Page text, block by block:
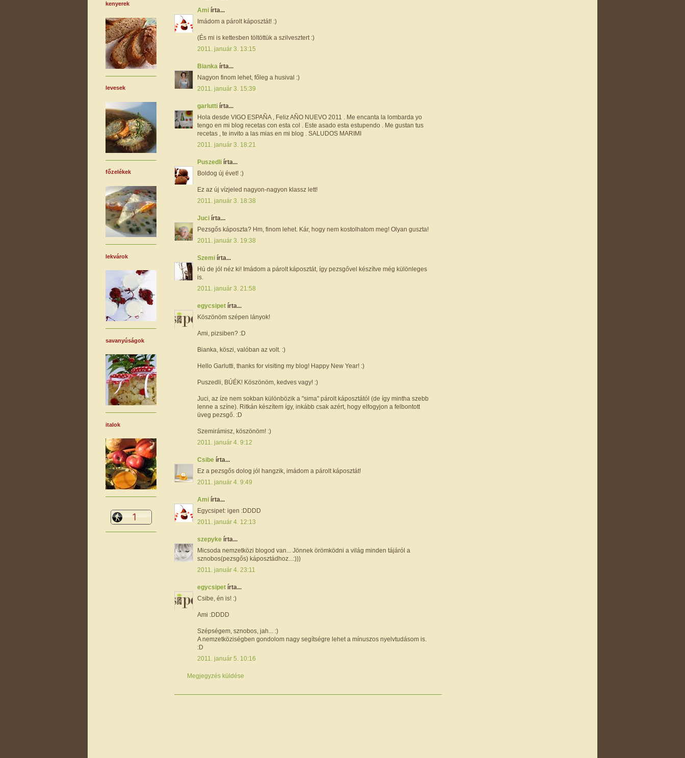
Ami írta...
Imádom a párolt káposztát! :)
(És mi is kettesben töltöttük a szilvesztert :)
2011. január 3. 13:15
Bianka írta...
Nagyon finom lehet, főleg a husival :)
2011. január 3. 15:39
garlutti írta...
Hola desde VIGO ESPAÑA , Feliz AÑO NUEVO 2011 . Me encanta la lombarda yo
tengo en mi blog recetas con esta col . Este asado esta estupendo . Me gustan tus
recetas , te invito a las mias en mi blog . SALUDOS MARIMI
2011. január 3. 18:21
Puszedli írta...
Boldog új évet! :)
Ez az új vízjeled nagyon-nagyon klassz lett!
2011. január 3. 18:38
Juci írta...
Pezsgős káposzta? Hm, finom lehet. Kár, hogy nem kostolhatom meg! Olyan guszta!
2011. január 3. 19:38
Szemi írta...
Hú de jól néz ki! Imádom a párolt káposztát, így pezsgővel készítve még különleges
is.
2011. január 3. 21:58
egycsipet írta...
Köszönöm szépen lányok!
Ami, pizsiben? :D
Bianka, köszi, valóban az volt. :)
Hello Garlutti, thanks for visiting my blog! Happy New Year! :)
Puszedli, BÚÉK! Köszönöm, kedves vagy! :)
Juci, az íze nem sokban különbözik a "sima" párolt káposztától (de így mintha szebb
lenne a színe). Ritkán készítem így, inkább csak azért, hogy elfogyjon a felbontott
üveg pezsgő. :D
Szemirámisz, köszönöm! :)
2011. január 4. 9:12
Csibe írta...
Ez a pezsgős dolog jól hangzik, imádom a párolt káposztát!
2011. január 4. 9:49
Ami írta...
Egycsipet: igen :DDDD
2011. január 4. 12:13
szepyke írta...
Micsoda nemzetközi blogod van... Jönnek örömködni a világ minden tájáról a
sznobos(pezsgős) káposztádhoz...:)))
2011. január 4. 23:11
egycsipet írta...
Csibe, én is! :)
Ami :DDDD
Szépségem, sznobos, jah... :)
A nemzetköziségben gondolom nagy segítségre lehet a mínuszos nyelvtudásom is.
:D
2011. január 5. 10:16
Megjegyzés küldése
kenyerek
levesek
főzelékek
lekvárok
savanyúságok
italok